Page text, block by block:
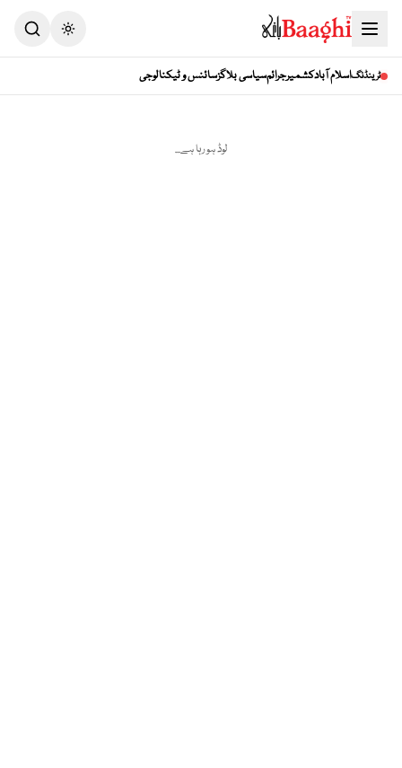
ٹرینڈنگاسلام آبادکشمیرجرائمسیاسی بلاگزسائنس و ٹیکنالوجی
لوڈ ہو رہا ہے...